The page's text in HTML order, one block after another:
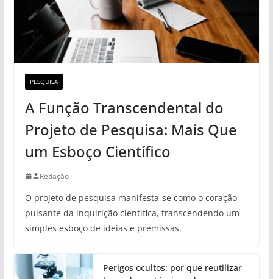
PESQUISA
A Função Transcendental do
Projeto de Pesquisa: Mais Que
um Esboço Científico
Redação
O projeto de pesquisa manifesta-se como o coração
pulsante da inquirição científica, transcendendo um
simples esboço de ideias e premissas.
Perigos ocultos: por que reutilizar